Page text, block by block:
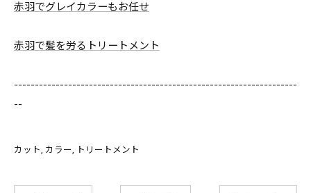
赤羽でグレイカラーもお任せ
赤羽で髪を労るトリートメント
--------------------------------------------------------------------
--
カット カラー トリートメント